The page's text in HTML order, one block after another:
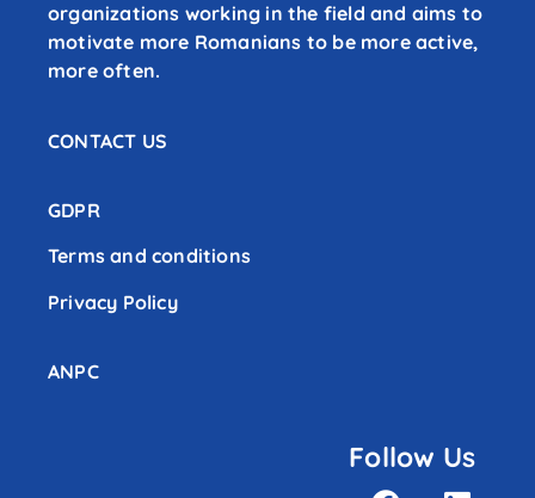
organizations working in the field and aims to
motivate more Romanians to be more active,
more often.
CONTACT US
GDPR
Terms and conditions
Privacy Policy
ANPC
Follow Us